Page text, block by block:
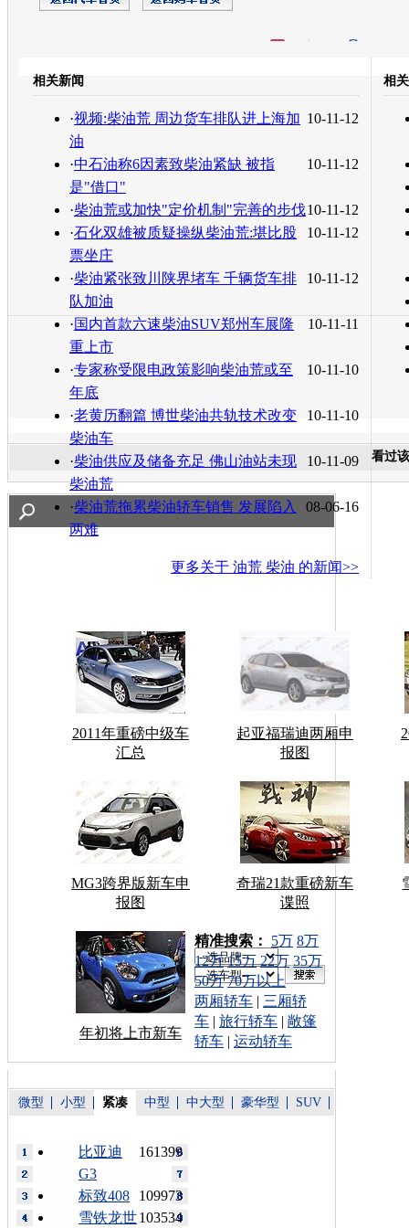
转发至：
相关新闻
10-11-12
·视频:柴油荒 周边货车排队进上海加
油
10-11-12
·中石油称6因素致柴油紧缺 被指
是"借口"
10-11-12
·柴油荒或加快"定价机制"完善的步伐
10-11-12
·石化双雄被质疑操纵柴油荒:堪比股
票坐庄
10-11-12
·柴油紧张致川陕界堵车 千辆货车排
队加油
10-11-11
·国内首款六速柴油SUV郑州车展隆
重上市
10-11-10
·专家称受限电政策影响柴油荒或至
年底
10-11-10
·老黄历翻篇 博世柴油共轨技术改变
柴油车
10-11-09
·柴油供应及储备充足 佛山油站未现
柴油荒
08-06-16
·柴油荒拖累柴油轿车销售 发展陷入
两难
更多关于 油荒 柴油 的新闻>>
相
看过
2011年重磅中级车
汇总
起亚福瑞迪两厢申
报图
MG3跨界版新车申
报图
奇瑞21款重磅新车
谍照
年初将上市新车
车型搜索：
精准搜索： 5万 8万
12万 15万 22万 35万
50万 70万以上
两厢轿车 | 三厢轿
车 | 旅行轿车 | 敞篷
轿车 | 运动轿车
微型 小型 紧凑 中型 中大型 豪华型 SUV
161399
比亚迪
G3
109973
标致408
103534
雪铁龙世